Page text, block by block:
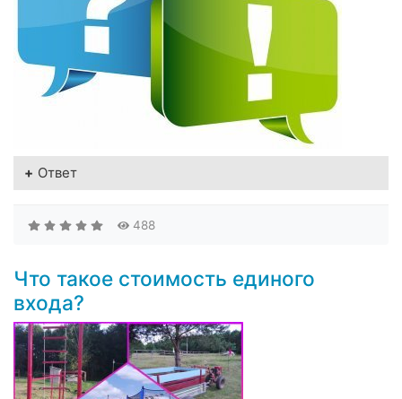
Ответ
488
Что такое стоимость единого
входа?